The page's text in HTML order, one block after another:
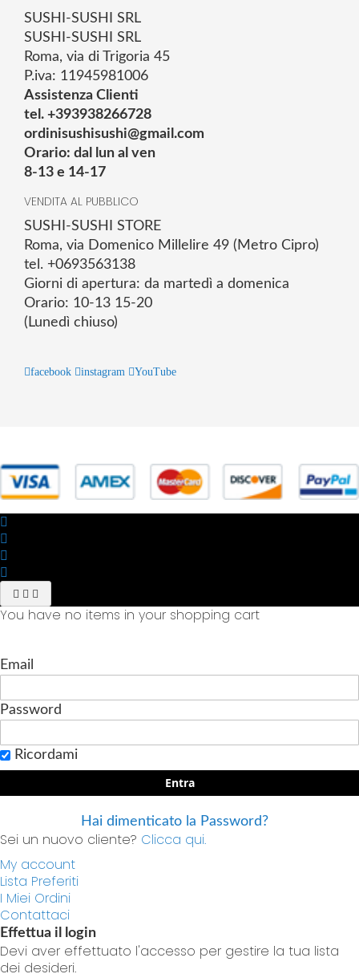
SUSHI-SUSHI SRL
SUSHI-SUSHI SRL
Roma, via di Trigoria 45
P.iva: 11945981006
Assistenza Clienti
tel. +393938266728
ordinisushisushi@gmail.com
Orario: dal lun al ven
8-13 e 14-17
VENDITA AL PUBBLICO
SUSHI-SUSHI STORE
Roma, via Domenico Millelire 49 (Metro Cipro)
tel. +0693563138
Giorni di apertura: da martedì a domenica
Orario: 10-13 15-20
(Lunedì chiuso)
facebook instagram YouTube
You have no items in your shopping cart
Email
Password
Ricordami
Entra
Hai dimenticato la Password?
Sei un nuovo cliente? Clicca qui.
My account
Lista Preferiti
I Miei Ordini
Contattaci
Effettua il login
Devi aver effettuato l'accesso per gestire la tua lista
dei desideri.